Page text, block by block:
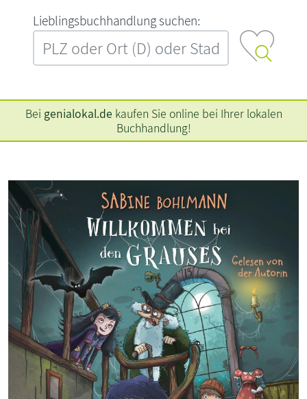
L‍i‍e‍b‍l‍i‍n‍g‍s‍b‍u‍c‍h‍h‍a‍n‍d‍l‍u‍n‍g‍ ‍s‍u‍c‍h‍e‍n‍:‍
Bei genialokal.de kaufen Sie online bei Ihrer lokalen
Buchhandlung!